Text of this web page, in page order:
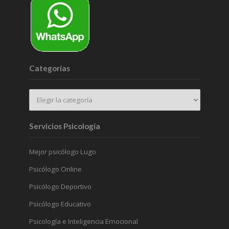
Categorías
Servicios Psicología
Mejor psicólogo Lugo
Psicólogo Online
Psicólogo Deportivo
Psicólogo Educativo
Psicología e Inteligencia Emocional